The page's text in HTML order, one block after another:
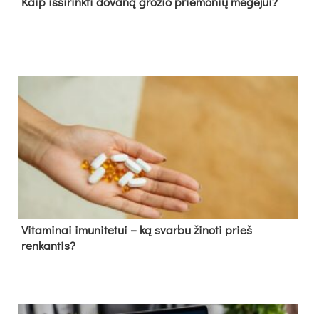
Vitaminai imunitetui – ką svarbu žinoti prieš
renkantis?